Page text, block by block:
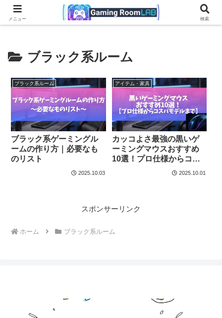
ブラック系ルーム ホワイト系ルーム 配信環境・レイアウト アイ
ブラック系ルーム
ブラック系ルーム
ブラック系ゲーミングル
ームの作り方｜必要なも
のリスト
2025.10.03
アイテム・家具
カッコよさ最強の黒いゲ
ーミングマウスおすすめ
10選！プロ仕様からコス
2025.10.01
スポンサーリンク
ホーム ブラック系ルーム
メニュー 検索